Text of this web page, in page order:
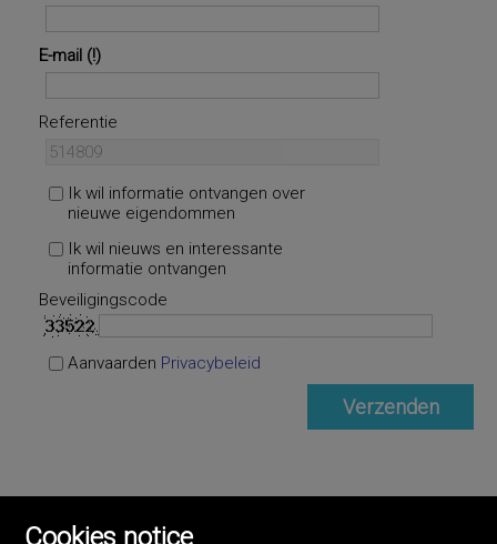
E-mail
Referentie
Ik wil informatie ontvangen over
nieuwe eigendommen
Ik wil nieuws en interessante
informatie ontvangen
Beveiligingscode
Aanvaarden Privacybeleid
Cookies notice